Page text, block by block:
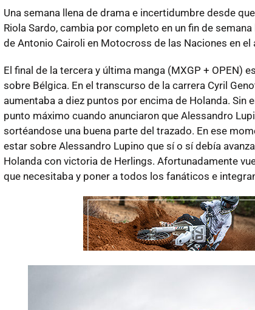
Una semana llena de drama e incertidumbre desde
Riola Sardo, cambia por completo en un fin de
de Antonio Cairoli en Motocross de las Naciones en el
El final de la tercera y última manga (MXGP + OPEN)
sobre Bélgica. En el transcurso de la carrera Cyril
aumentaba a diez puntos por encima de Holanda. Sin
punto máximo cuando anunciaron que Alessandro
sortéandose una buena parte del trazado. En ese
estar sobre Alessandro Lupino que sí o sí debía
Holanda con victoria de Herlings. Afortunadamente
que necesitaba y poner a todos los fanáticos e